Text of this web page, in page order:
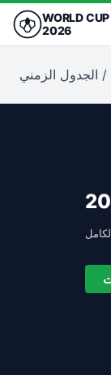
WORLD CUP
2026
/ الجدول الزمني